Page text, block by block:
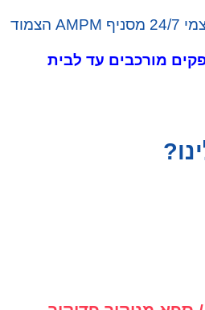
אפשרות לאיסוף עצמי 24/7 מסניף AMPM הצמוד
מורכבים עד לבית